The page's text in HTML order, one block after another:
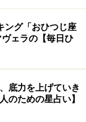
と片付くのに、
。でも、実は世
っても、「ご
う。すると、道
を図ってもら
ング「おひつじ座
ェラの【毎日ひ
底力を上げていき
のための星占い】